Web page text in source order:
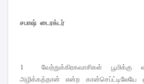
சபாஷ் டைரக்டர்
1 வேற்றுக்கிரகவாசிகள் பூமிக்கு
அழிக்கத்தான் என்ற கான்செப்ட்டிலேயே